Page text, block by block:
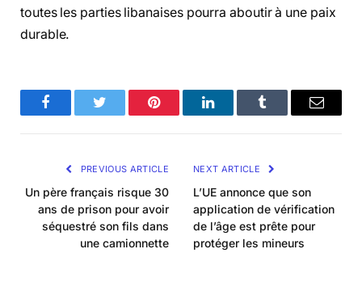
toutes les parties libanaises pourra aboutir à une paix
durable.
FacebookTwitter Pinterest LinkedInTumblr Email
PREVIOUS ARTICLE
Un père français risque 30
ans de prison pour avoir
séquestré son fils dans
une camionnette
NEXT ARTICLE
L’UE annonce que son
application de vérification
de l’âge est prête pour
protéger les mineurs